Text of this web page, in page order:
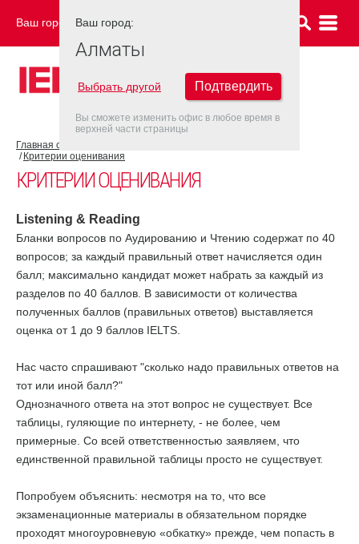
Ваш город: АЛМАТЫ
Главная страница
Критерии оценивания
КРИТЕРИИ ОЦЕНИВАНИЯ
Listening & Reading
Бланки вопросов по Аудированию и Чтению содержат по 40
вопросов; за каждый правильный ответ начисляется один
балл; максимально кандидат может набрать за каждый из
разделов по 40 баллов. В зависимости от количества
полученных баллов (правильных ответов) выставляется
оценка от 1 до 9 баллов IELTS.
Нас часто спрашивают "сколько надо правильных ответов на
тот или иной балл?"
Однозначного ответа на этот вопрос не существует. Все
таблицы, гуляющие по интернету, - не более, чем
примерные. Со всей ответственностью заявляем, что
единственной правильной таблицы просто не существует.
Попробуем объяснить: несмотря на то, что все
экзаменационные материалы в обязательном порядке
проходят многоуровневую «обкатку» прежде, чем попасть в
Ваш город:
Алматы
Выбрать другой Подтвердить
Вы сможете изменить офис в любое время в
верхней части страницы